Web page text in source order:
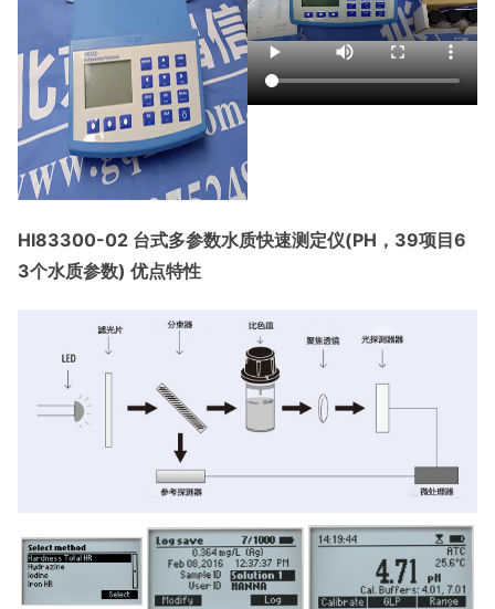
HI83300-02 台式多参数水质快速测定仪(PH，39项目6
3个水质参数) 优点特性